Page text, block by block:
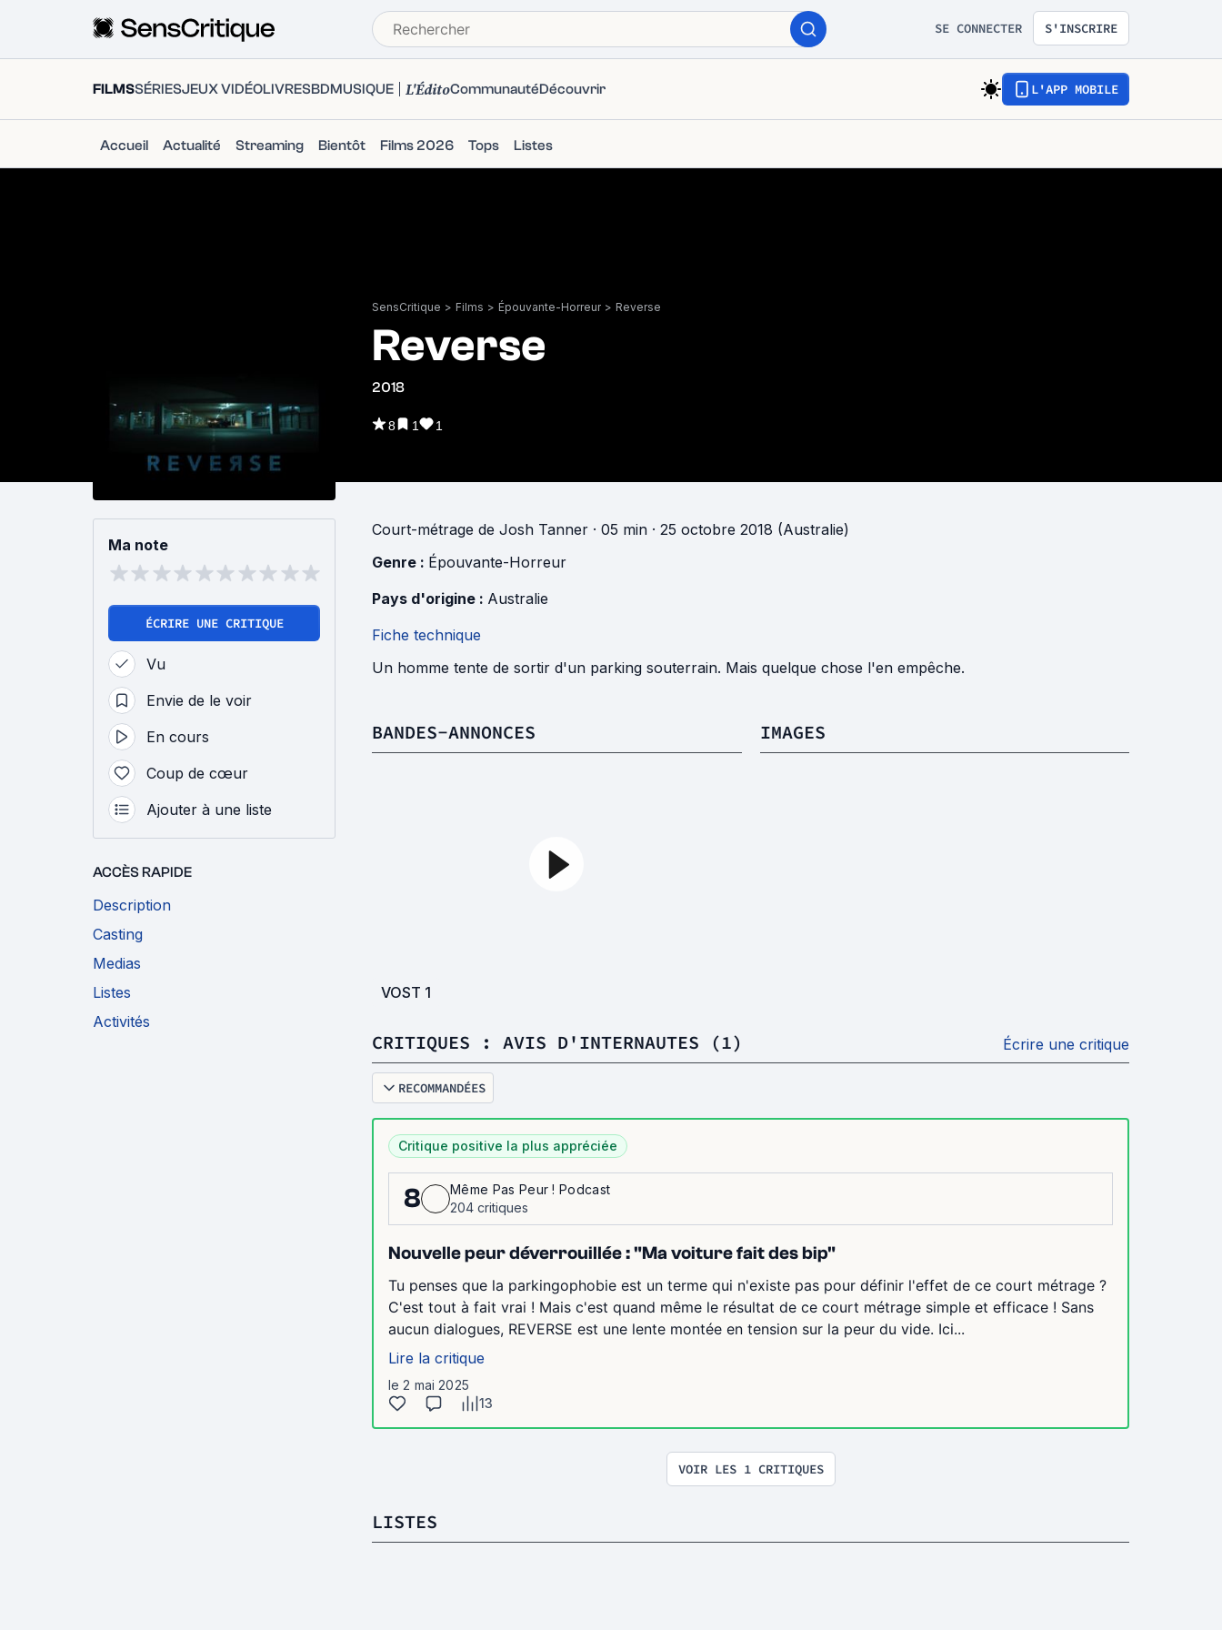
SE CONNECTER S'INSCRIRE
FILMSSÉRIESJEUX VIDÉOLIVRESBDMUSIQUE L'ÉditoCommunautéDécouvrir L'APP MOBILE
Accueil Actualité Streaming Bientôt Films 2026 Tops Listes
SensCritique > Films > Épouvante-Horreur > Reverse
Reverse
2018
8 1 1
Ma note
ÉCRIRE UNE CRITIQUE
Vu
Envie de le voir
En cours
Coup de cœur
Ajouter à une liste
ACCÈS RAPIDE
Description
Casting
Medias
Listes
Activités
Court-métrage de Josh Tanner · 05 min · 25 octobre 2018 (Australie)
Genre : Épouvante-Horreur
Pays d'origine : Australie
Fiche technique
Un homme tente de sortir d'un parking souterrain. Mais quelque chose l'en empêche.
BANDES-ANNONCES
VOST 1
IMAGES
CRITIQUES : AVIS D'INTERNAUTES (1) Écrire une critique
RECOMMANDÉES
Critique positive la plus appréciée
8
Même Pas Peur ! Podcast
204 critiques
Nouvelle peur déverrouillée : "Ma voiture fait des bip"
Tu penses que la parkingophobie est un terme qui n'existe pas pour définir l'effet de ce court métrage ?
C'est tout à fait vrai ! Mais c'est quand même le résultat de ce court métrage simple et efficace ! Sans
aucun dialogues, REVERSE est une lente montée en tension sur la peur du vide. Ici...
Lire la critique
le 2 mai 2025
13
VOIR LES 1 CRITIQUES
LISTES